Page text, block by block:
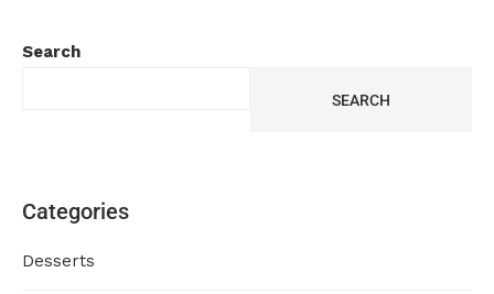
Search
SEARCH
Categories
Desserts